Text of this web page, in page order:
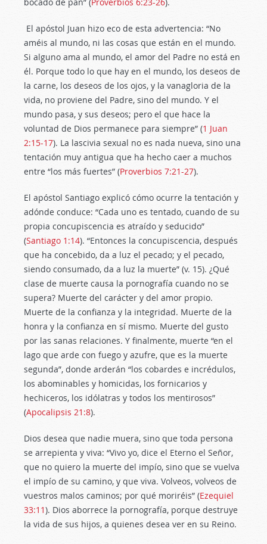
El apóstol Juan hizo eco de esta advertencia: “No
améis al mundo, ni las cosas que están en el mundo.
Si alguno ama al mundo, el amor del Padre no está en
él. Porque todo lo que hay en el mundo, los deseos de
la carne, los deseos de los ojos, y la vanagloria de la
vida, no proviene del Padre, sino del mundo. Y el
mundo pasa, y sus deseos; pero el que hace la
voluntad de Dios permanece para siempre” (1 Juan
2:15-17). La lascivia sexual no es nada nueva, sino una
tentación muy antigua que ha hecho caer a muchos
entre “los más fuertes” (Proverbios 7:21-27).
El apóstol Santiago explicó cómo ocurre la tentación y
adónde conduce: “Cada uno es tentado, cuando de su
propia concupiscencia es atraído y seducido”
(Santiago 1:14). “Entonces la concupiscencia, después
que ha concebido, da a luz el pecado; y el pecado,
siendo consumado, da a luz la muerte” (v. 15). ¿Qué
clase de muerte causa la pornografía cuando no se
supera? Muerte del carácter y del amor propio.
Muerte de la confianza y la integridad. Muerte de la
honra y la confianza en sí mismo. Muerte del gusto
por las sanas relaciones. Y finalmente, muerte “en el
lago que arde con fuego y azufre, que es la muerte
segunda”, donde arderán “los cobardes e incrédulos,
los abominables y homicidas, los fornicarios y
hechiceros, los idólatras y todos los mentirosos”
(Apocalipsis 21:8).
Dios desea que nadie muera, sino que toda persona
se arrepienta y viva: “Vivo yo, dice el Eterno el Señor,
que no quiero la muerte del impío, sino que se vuelva
el impío de su camino, y que viva. Volveos, volveos de
vuestros malos caminos; por qué moriréis” (Ezequiel
33:11). Dios aborrece la pornografía, porque destruye
la vida de sus hijos, a quienes desea ver en su Reino.